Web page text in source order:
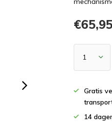
€65,95
Gratis
14